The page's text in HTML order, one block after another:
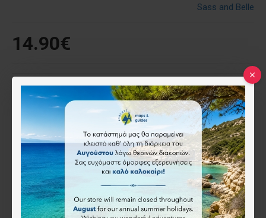
Sass and Belle
14.90€
Επιθυμητό
Αγοράστηκε μαζί